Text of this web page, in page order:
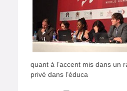
quant à l’accent mis dans un
privé dans l’éduca